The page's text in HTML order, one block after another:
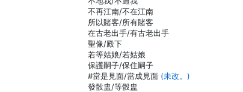
不再江南/不在江南
所以賭客/所有賭客
在古老出手/有古老出手
聖像/殿下
若等姑娘/若姑娘
保護嗣子/保住嗣子
#當是見面/當成見面 (未改。)
發骰盅/等骰盅